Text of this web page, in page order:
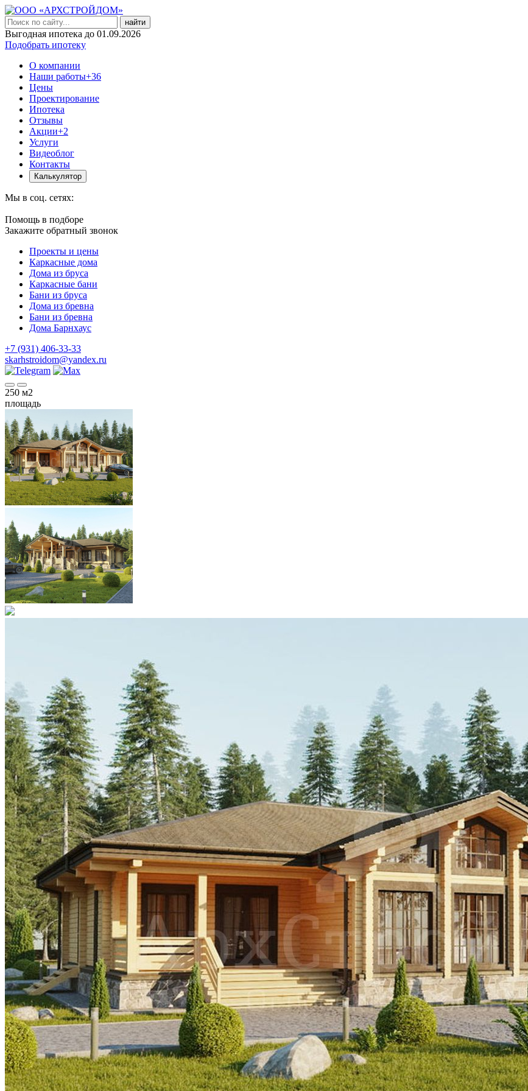
найти
Выгодная ипотека до 01.09.2026
Подобрать ипотеку
О компании
Наши работы+36
Цены
Проектирование
Ипотека
Отзывы
Акции+2
Услуги
Видеоблог
Контакты
Калькулятор
Мы в соц. сетях:
Помощь в подборе
Закажите обратный звонок
Проекты и цены
Каркасные дома
Дома из бруса
Каркасные бани
Бани из бруса
Дома из бревна
Бани из бревна
Дома Барнхаус
+7 (931) 406-33-33
skarhstroidom@yandex.ru
250 м2
площадь